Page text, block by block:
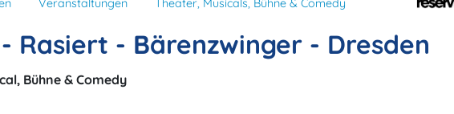
Veranstaltungen Theater, Musicals, Bühne & Comedy
Rasiert - Bärenzwinger - Dresden
Bühne & Comedy